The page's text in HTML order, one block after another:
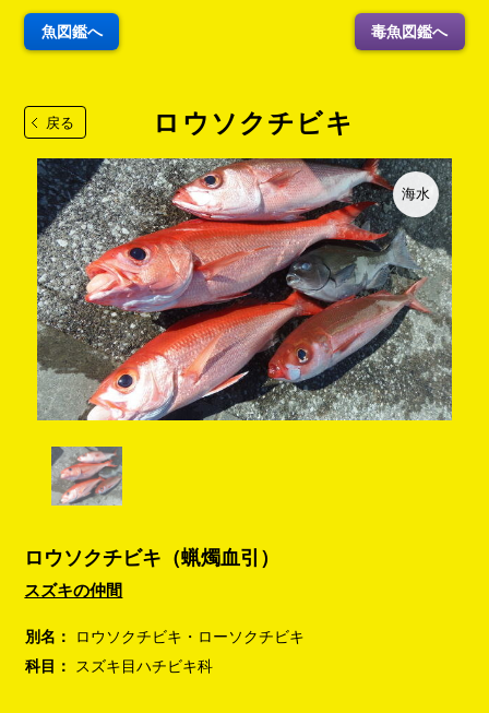
魚図鑑へ 毒魚図鑑へ
戻る ロウソクチビキ
海水
ロウソクチビキ（蝋燭血引）
スズキの仲間
別名：
ロウソクチビキ・ローソクチビキ
科目：
スズキ目ハチビキ科